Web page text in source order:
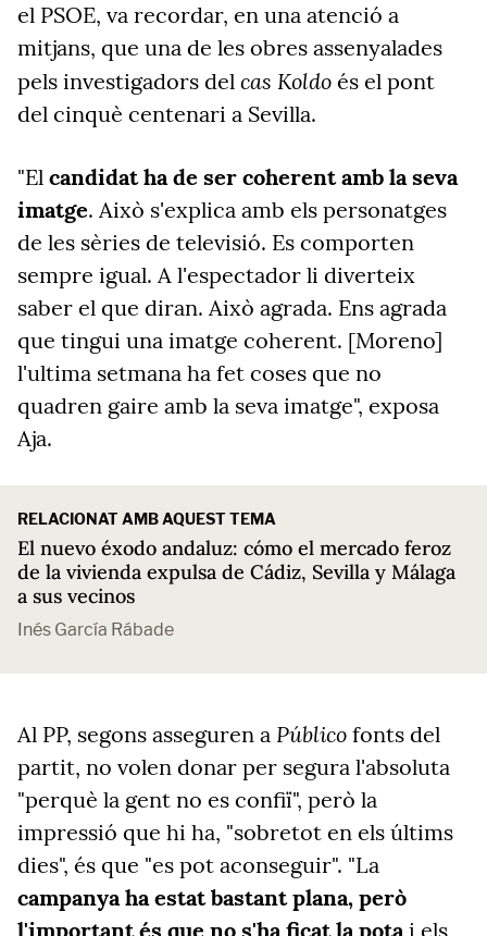
el PSOE, va recordar, en una atenció a
mitjans, que una de les obres assenyalades
pels investigadors del cas Koldo és el pont
del cinquè centenari a Sevilla.
"El candidat ha de ser coherent amb la seva
imatge. Això s'explica amb els personatges
de les sèries de televisió. Es comporten
sempre igual. A l'espectador li diverteix
saber el que diran. Això agrada. Ens agrada
que tingui una imatge coherent. [Moreno]
l'ultima setmana ha fet coses que no
quadren gaire amb la seva imatge", exposa
Aja.
RELACIONAT AMB AQUEST TEMA
El nuevo éxodo andaluz: cómo el mercado feroz
de la vivienda expulsa de Cádiz, Sevilla y Málaga
a sus vecinos
Inés García Rábade
Al PP, segons asseguren a Público fonts del
partit, no volen donar per segura l'absoluta
"perquè la gent no es confiï", però la
impressió que hi ha, "sobretot en els últims
dies", és que "es pot aconseguir". "La
campanya ha estat bastant plana, però
l'important és que no s'ha ficat la pota i els